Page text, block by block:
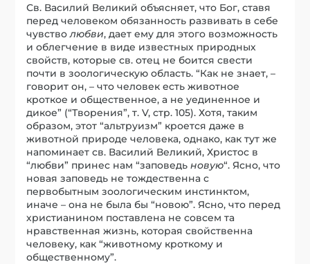
Св. Василий Великий объясняет, что Бог, ставя
перед человеком обязанность развивать в себе
чувстволюбви, дает ему для этого возможность
и облегчение в виде известных природных
свойств, которые св. отец не боится свести
почти в зоологическую область. “Как не знает, –
говорит он, – что человек есть животное
кроткое и общественное, а не уединенное и
дикое” (“Творения”, т. V, стр. 105). Хотя, таким
образом, этот “альтруизм” кроется даже в
животной природе человека, однако, как тут же
напоминает св. Василий Великий, Христос в
“любви” принес нам “заповедьновую“. Ясно, что
новая заповедь не тождественна с
первобытным зоологическим инстинктом,
иначе – она не была бы “новою”. Ясно, что перед
христианином поставлена не совсем та
нравственная жизнь, которая свойственна
человеку, как “животному кроткому и
общественному”.